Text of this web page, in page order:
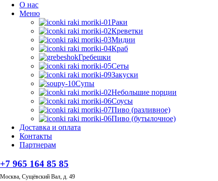
О нас
Меню
Раки
Креветки
Мидии
Краб
Гребешки
Сеты
Закуски
Супы
Небольшие порции
Соусы
Пиво (разливное)
Пиво (бутылочное)
Доставка и оплата
Контакты
Партнерам
+7 965 164 85 85
Москва, Сущёвский Вал, д. 49